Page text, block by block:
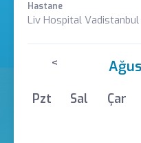
Hastane
Liv Hospital Vadistanbul
<
Pzt Sal Çar